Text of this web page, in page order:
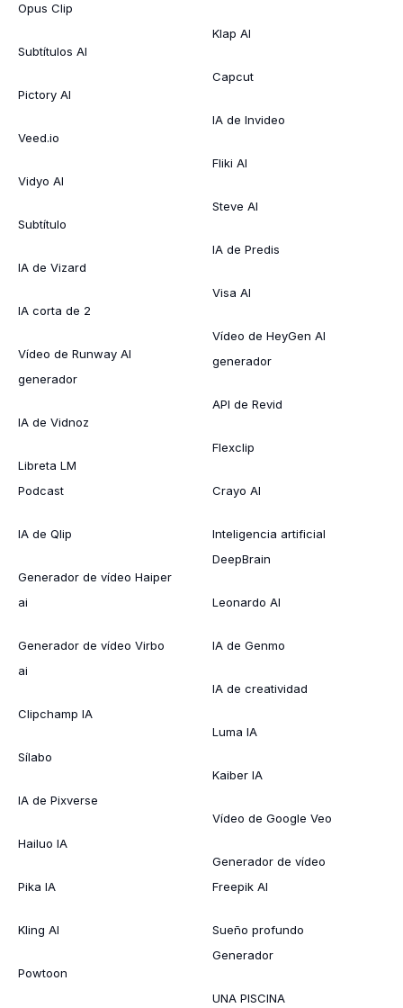
Opus Clip
Subtítulos AI
Pictory AI
Veed.io
Vidyo AI
Subtítulo
IA de Vizard
IA corta de 2
Vídeo de Runway AI
generador
IA de Vidnoz
Libreta LM
Podcast
IA de Qlip
Generador de vídeo Haiper
ai
Generador de vídeo Virbo
ai
Clipchamp IA
Sílabo
IA de Pixverse
Hailuo IA
Pika IA
Kling AI
Powtoon
Klap AI
Capcut
IA de Invideo
Fliki AI
Steve AI
IA de Predis
Visa AI
Vídeo de HeyGen AI
generador
API de Revid
Flexclip
Crayo AI
Inteligencia artificial
DeepBrain
Leonardo AI
IA de Genmo
IA de creatividad
Luma IA
Kaiber IA
Vídeo de Google Veo
Generador de vídeo
Freepik AI
Sueño profundo
Generador
UNA PISCINA